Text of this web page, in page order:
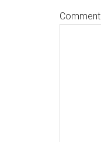
Comment